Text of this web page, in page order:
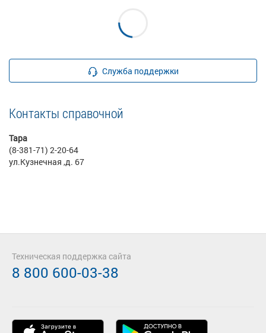
Служба поддержки
Контакты справочной
Тара
(8-381-71) 2-20-64
ул.Кузнечная ,д. 67
Техническая поддержка сайта
8 800 600-03-38